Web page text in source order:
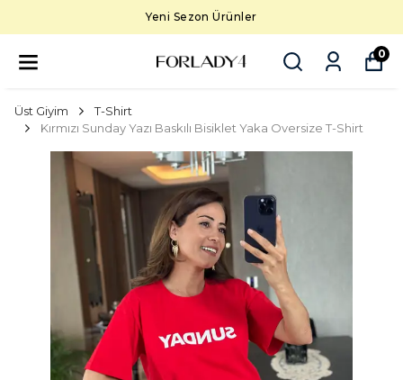
Yeni Sezon Ürünler
0
Üst Giyim
T-Shirt
Kırmızı Sunday Yazı Baskılı Bisiklet Yaka Oversize T-Shirt